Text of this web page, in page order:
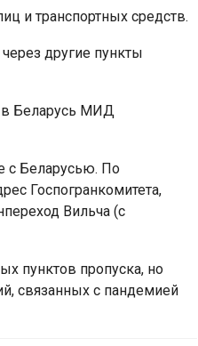
и транспортных средств.
другие пункты
в Беларусь МИД
с Беларусью. По
Госпогранкомитета,
Вильча (с
пунктов пропуска, но
связанных с пандемией